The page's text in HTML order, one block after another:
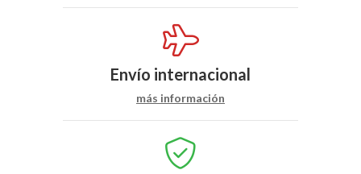
Envío internacional
más información